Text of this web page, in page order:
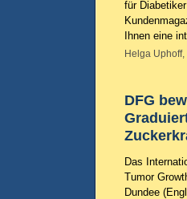
für
Ihnen eine
Helga
DFG
Das
Tumor
Dundee